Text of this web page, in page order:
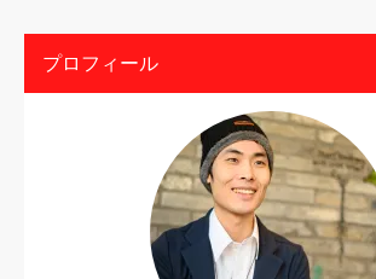
プロフィール